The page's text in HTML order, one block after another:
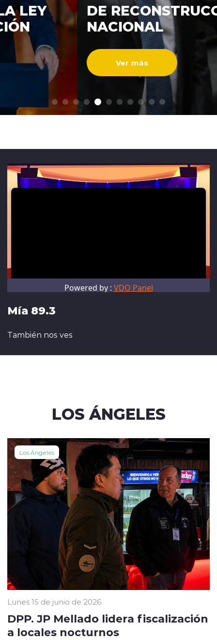
ENTREVISTAS
DE RECONSTRUCCIÓ
NACIONAL
Ver más
Mía 89.3
También nos ves
LOS ÁNGELES
Los Ángeles
Lunes 15 de junio de 2026
DPP. JP Mellado lidera fiscalización
a locales nocturnos